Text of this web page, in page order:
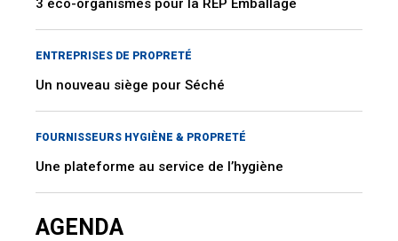
3 éco-organismes pour la REP Emballage
ENTREPRISES DE PROPRETÉ
Un nouveau siège pour Séché
FOURNISSEURS HYGIÈNE & PROPRETÉ
Une plateforme au service de l’hygiène
AGENDA